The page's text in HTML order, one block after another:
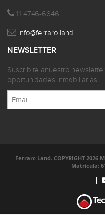
11 4746-6646
info@ferraro.land
NEWSLETTER
Suscribite anuestro
oportunidades inmobiliarias.
Ferraro Land. COPYRIGHT 2026
Matricula: